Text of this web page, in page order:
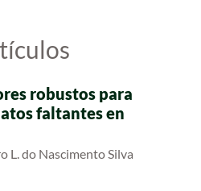
robustos para
faltantes en
L. do Nascimento Silva